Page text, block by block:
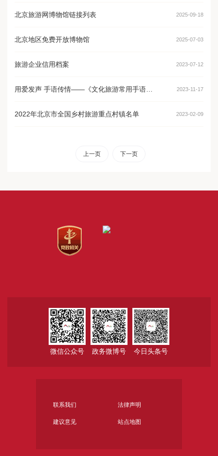
2025-09-18
北京旅游网博物馆链接列表
2025-07-03
北京地区免费开放博物馆
2023-07-12
旅游企业信用档案
2023-11-17
2023-02-09
2022年北京市全国乡村旅游重点村镇名单
上一页 下一页
微信公众号 政务微博号 今日头条号
联系我们 法律声明
建议意见 站点地图